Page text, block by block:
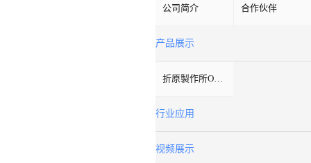
公司简介 合作伙伴
产品展示
折原製作所ORIHARA
行业应用
视频展示